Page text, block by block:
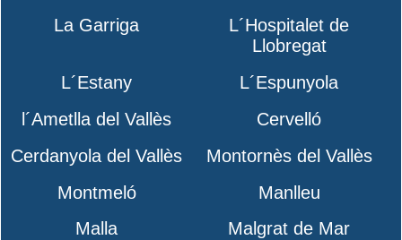
La Garriga
L´Hospitalet de
Llobregat
L´Estany
L´Espunyola
l´Ametlla del Vallès
Cervelló
Cerdanyola del Vallès
Montornès del Vallès
Montmeló
Manlleu
Malla
Malgrat de Mar